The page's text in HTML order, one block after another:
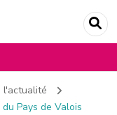
l'actualité
Pays de Valois